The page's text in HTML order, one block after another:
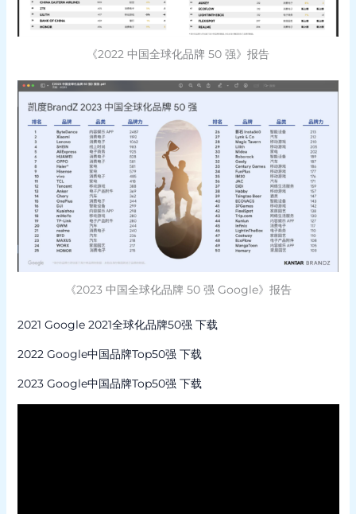
《2022 中国全球化品牌 50 强》报告
《2023 中国全球化品牌 50 强 Google》报告
2021 Google 2021全球化品牌50强 下载
2022 Google中国品牌Top50强 下载
2023 Google中国品牌Top50强 下载